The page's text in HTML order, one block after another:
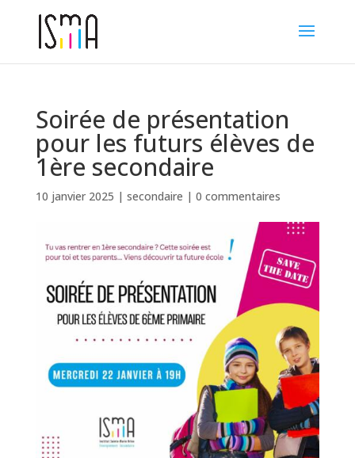
Soirée de présentation
pour les futurs élèves de
1ère secondaire
10 janvier 2025 | secondaire | 0 commentaires